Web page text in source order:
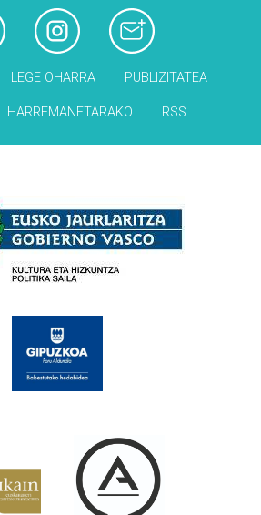
LEGE OHARRA PUBLIZITATEA
HARREMANETARAKO RSS